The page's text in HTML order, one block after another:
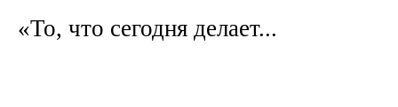
«То, что сегодня делает...